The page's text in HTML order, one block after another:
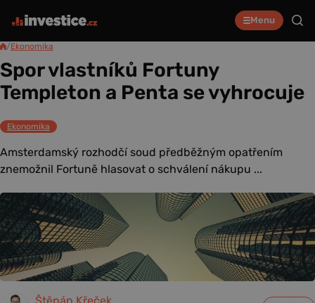
Menu
/Ekonomika
Spor vlastníků Fortuny
Templeton a Penta se vyhrocuje
Ekonomika
Amsterdamský rozhodčí soud předběžným opatřením
znemožnil Fortuně hlasovat o schválení nákupu ...